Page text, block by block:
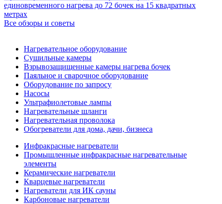
единовременного нагрева до 72 бочек на 15 квадратных
метрах
Все обзоры и советы
Нагревательное оборудование
Сушильные камеры
Взрывозащищенные камеры нагрева бочек
Паяльное и сварочное оборудование
Оборудование по запросу
Насосы
Ультрафиолетовые лампы
Нагревательные шланги
Нагревательная проволока
Обогреватели для дома, дачи, бизнеса
Инфракрасные нагреватели
Промышленные инфракрасные нагревательные
элементы
Керамические нагреватели
Кварцевые нагреватели
Нагреватели для ИК сауны
Карбоновые нагреватели